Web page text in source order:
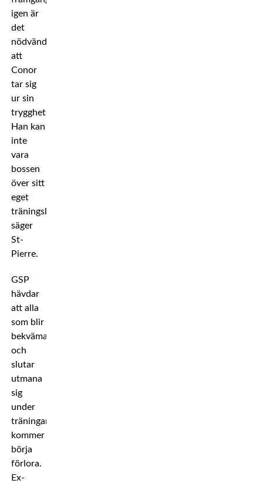
igen är
det
nödvändigt
att
Conor
tar sig
ur sin
trygghetszon.
Han kan
inte
vara
bossen
över sitt
eget
träningsläger,
säger
St-
Pierre.
GSP
hävdar
att alla
som blir
bekväma
och
slutar
utmana
sig
under
träningarna
kommer
börja
förlora.
Ex-